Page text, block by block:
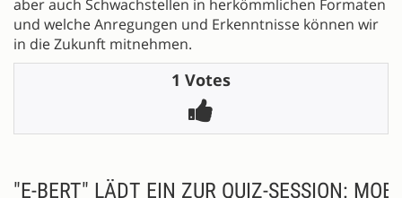
aber auch Schwachstellen in herkömmlichen Formaten
und welche Anregungen und Erkenntnisse können wir
in die Zukunft mitnehmen.
1 Votes
"E-BERT" LÄDT EIN ZUR QUIZ-SESSION: